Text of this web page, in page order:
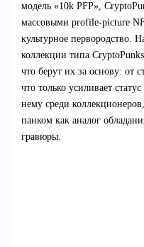
модель «10k PFP»,
массовыми profile-picture
культурное первородство.
коллекции типа
что берут их за основу: от
что только усиливает
нему среди
панком как аналог
гравюры.